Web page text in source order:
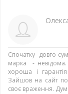
Спочатку довго
марка - невідома.
хороша і
Зайшов на сайт
своє враження.